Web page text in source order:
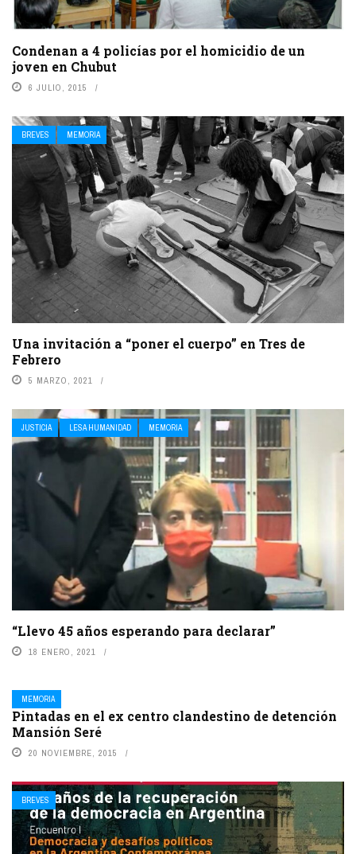
Condenan a 4 policías por el homicidio de un
joven en Chubut
6 JULIO, 2015
BREVES MEMORIA
Una invitación a “poner el cuerpo” en Tres de
Febrero
5 MARZO, 2021
JUSTICIA LESA HUMANIDAD MEMORIA
“Llevo 45 años esperando para declarar”
18 ENERO, 2021
MEMORIA
Pintadas en el ex centro clandestino de detención
Mansión Seré
20 NOVIEMBRE, 2015
BREVES